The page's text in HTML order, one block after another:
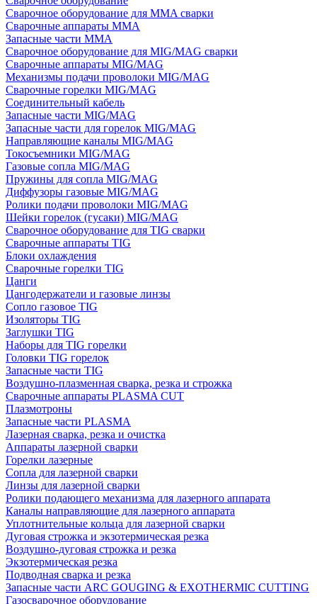
Сварочное оборудование для MMA сварки
Сварочные аппараты MMA
Запасные части MMA
Сварочное оборудование для MIG/MAG сварки
Сварочные аппараты MIG/MAG
Механизмы подачи проволоки MIG/MAG
Сварочные горелки MIG/MAG
Соединительный кабель
Запасные части MIG/MAG
Запасные части для горелок MIG/MAG
Направляющие каналы MIG/MAG
Токосъемники MIG/MAG
Газовые сопла MIG/MAG
Пружины для сопла MIG/MAG
Диффузоры газовые MIG/MAG
Ролики подачи проволоки MIG/MAG
Шейки горелок (гусаки) MIG/MAG
Сварочное оборудование для TIG сварки
Сварочные аппараты TIG
Блоки охлаждения
Сварочные горелки TIG
Цанги
Цангодержатели и газовые линзы
Сопло газовое TIG
Изоляторы TIG
Заглушки TIG
Наборы для TIG горелки
Головки TIG горелок
Запасные части TIG
Воздушно-плазменная сварка, резка и строжка
Сварочные аппараты PLASMA CUT
Плазмотроны
Запасные части PLASMA
Лазерная сварка, резка и очистка
Аппараты лазерной сварки
Горелки лазерные
Сопла для лазерной сварки
Линзы для лазерной сварки
Ролики подающего механизма для лазерного аппарата
Каналы направляющие для лазерного аппарата
Уплотнительные кольца для лазерной сварки
Дуговая строжка и экзотермическая резка
Воздушно-дуговая строжка и резка
Экзотермическая резка
Подводная сварка и резка
Запасные части ARC GOUGING & EXOTHERMIC CUTTING
Газосварочное оборудование